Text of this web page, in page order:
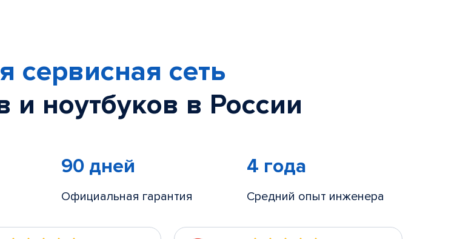
сервисная сеть
ноутбуков в России
90 дней
Официальная гарантия
4 года
Средний опыт инженера